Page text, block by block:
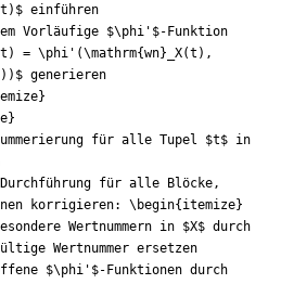
t ) $
Vorläufige $\phi ' $
t ) = \phi ' (\mathrm{wn} X(t )
) ) $
}
}
für alle Tupel $t$
korrigieren: \begin{ itemize}
Wertnummern in $X$ durch
$\phi ' $-Funktionen durch